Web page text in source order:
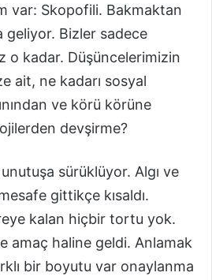
var: Skopofili. Bakmaktan
geliyor. Bizler sadece
o kadar. Düşüncelerimizin
ait, ne kadarı sosyal
ve körü körüne
devşirme?
unutuşa sürüklüyor. Algı ve
gittikçe kısaldı.
kalan hiçbir tortu yok.
amaç haline geldi. Anlamak
bir boyutu var onaylanma